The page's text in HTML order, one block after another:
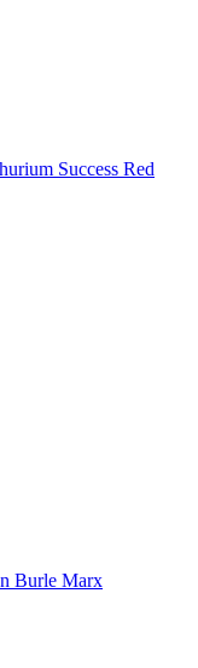
Success Red
Burle Marx